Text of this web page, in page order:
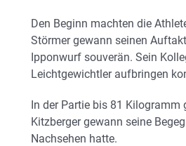
Den Beginn machten die
Störmer gewann seinen
Ipponwurf souverän. Sein
Leichtgewichtler aufbringen
In der Partie bis 81
Kitzberger gewann seine
Nachsehen hatte.